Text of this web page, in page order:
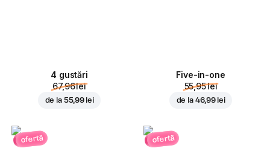
4 gustări
67,96 lei
de la 55,99 lei
Five-in-one
55,95 lei
de la 46,99 lei
ofertă ofertă